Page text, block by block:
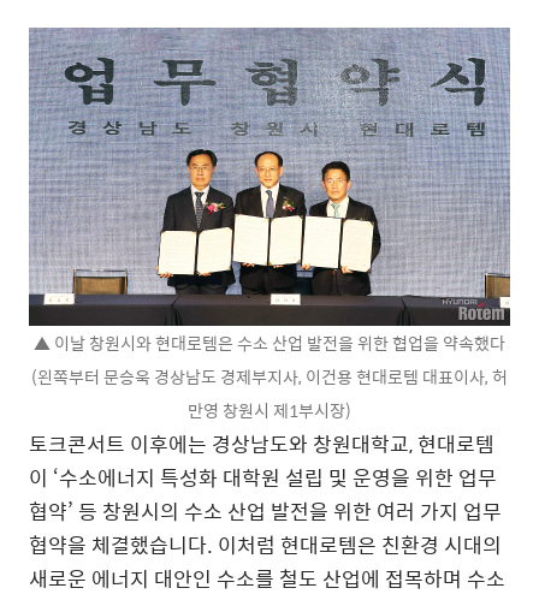
▲ 이날 창원시와 현대로템은 수소 산업 발전을 위한 협업을 약속했다
(왼쪽부터 문승욱 경상남도 경제부지사, 이건용 현대로템 대표이사, 허
만영 창원시 제1부시장)
토크콘서트 이후에는 경상남도와 창원대학교, 현대로템
이 ‘수소에너지 특성화 대학원 설립 및 운영을 위한 업무
협약’ 등 창원시의 수소 산업 발전을 위한 여러 가지 업무
협약을 체결했습니다. 이처럼 현대로템은 친환경 시대의
새로운 에너지 대안인 수소를 철도 산업에 접목하며 수소